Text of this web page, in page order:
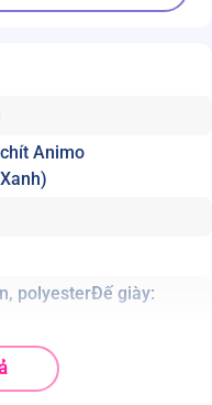
Animo
polyesterĐế giày: